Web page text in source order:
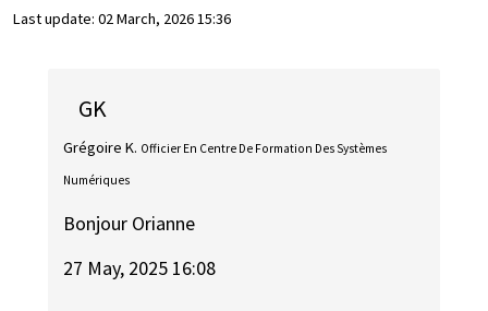
Last update: 02 March, 2026 15:36
GK
Grégoire K. Officier En Centre De Formation Des Systèmes
Numériques
Bonjour Orianne
27 May, 2025 16:08